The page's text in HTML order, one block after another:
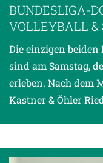
BUNDESLIGA-
VOLLEYBALL &
Die einzigen
sind am Samstag,
erleben. Nach dem
Kastner & Öhler